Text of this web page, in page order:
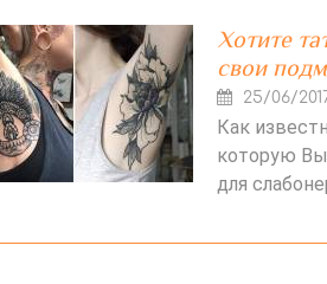
Хотите
свои
25/06/
Как
которую
для